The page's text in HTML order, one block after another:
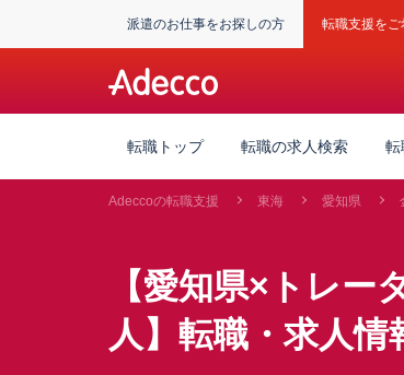
派遣のお仕事をお探しの方 転職支援をご
転職トップ 転職の求人検索 転
Adeccoの転職支援 東海 愛知県
【愛知県×トレ
人】転職・求人情